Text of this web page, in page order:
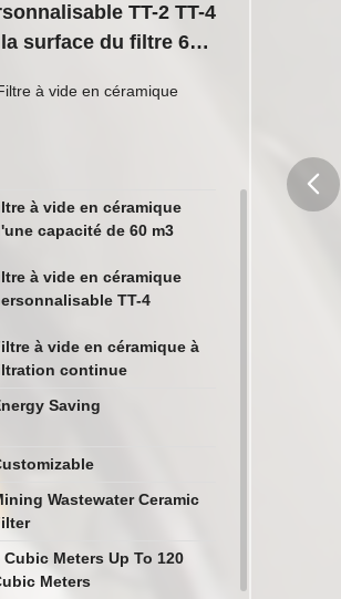
TT-2 TT-4
surface du filtre 60
continue
à vide en céramique
à vide en céramique
capacité de 60 m3
à vide en céramique
TT-4
à vide en céramique à
continue
Saving
Wastewater Ceramic
Cubic Meters Up To 120
Meters